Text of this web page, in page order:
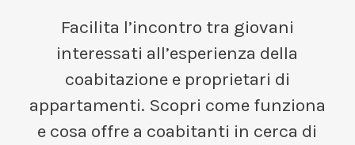
Facilita l’incontro tra giovani
interessati all’esperienza della
coabitazione e proprietari di
appartamenti. Scopri come funziona
e cosa offre a coabitanti in cerca di